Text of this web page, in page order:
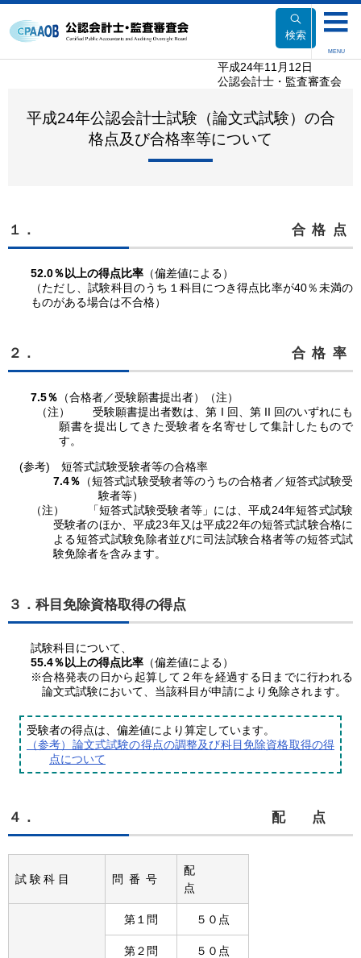
文
検索
MENU
平成24年11月12日
公認会計士・監査審査会
平成24年公認会計士試験（論文式試験）の合
格点及び合格率等について
１． 合格点
52.0％以上の得点比率 （偏差値による）
（ただし、試験科目のうち１科目につき得点比率が40％未満の
ものがある場合は不合格）
２． 合格率
7.5％ （合格者／受験願書提出者）（注）
（注）
受験願書提出者数は、第 I 回、第 II 回のいずれにも
願書を提出してきた受験者を名寄せして集計したもので
す。
(参考) 短答式試験受験者等の合格率
7.4％ （短答式試験受験者等のうちの合格者／短答式試験受
験者等）
（注）
「短答式試験受験者等」には、平成24年短答式試験
受験者のほか、平成23年又は平成22年の短答式試験合格に
よる短答式試験免除者並びに司法試験合格者等の短答式試
験免除者を含みます。
３．科目免除資格取得の得点
試験科目について、
55.4％以上の得点比率 （偏差値による）
※合格発表の日から起算して２年を経過する日までに行われる
論文式試験において、当該科目が申請により免除されます。
受験者の得点は、偏差値により算定しています。
（参考）論文式試験の得点の調整及び科目免除資格取得の得
点について
４． 配点
試験科目 問番号
配
点
第１問 ５０点
第２問 ５０点